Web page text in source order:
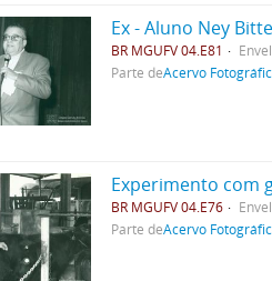
Ex - Aluno Ney
BR MGUFV 04.E81
Parte deAcervo
Experimento com
BR MGUFV 04.E76
Parte deAcervo